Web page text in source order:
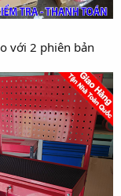
với 2 phiên bản